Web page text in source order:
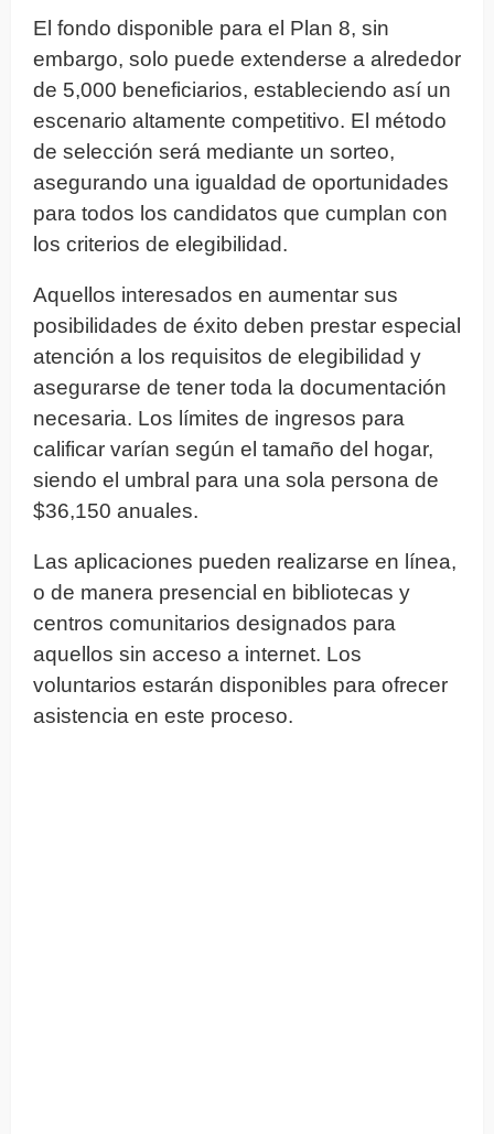
El fondo disponible para el Plan 8, sin
embargo, solo puede extenderse a alrededor
de 5,000 beneficiarios, estableciendo así un
escenario altamente competitivo. El método
de selección será mediante un sorteo,
asegurando una igualdad de oportunidades
para todos los candidatos que cumplan con
los criterios de elegibilidad.
Aquellos interesados en aumentar sus
posibilidades de éxito deben prestar especial
atención a los requisitos de elegibilidad y
asegurarse de tener toda la documentación
necesaria. Los límites de ingresos para
calificar varían según el tamaño del hogar,
siendo el umbral para una sola persona de
$36,150 anuales.
Las aplicaciones pueden realizarse en línea,
o de manera presencial en bibliotecas y
centros comunitarios designados para
aquellos sin acceso a internet. Los
voluntarios estarán disponibles para ofrecer
asistencia en este proceso.